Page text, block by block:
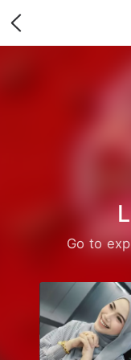
Go to